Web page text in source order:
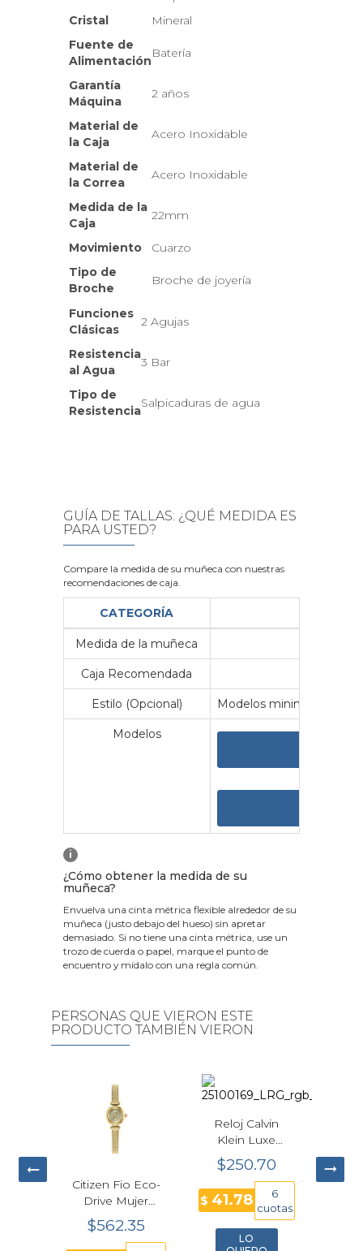
Cristal
Mineral
Fuente de
Alimentación
Batería
Garantía
Máquina
2 años
Material de
la Caja
Acero Inoxidable
Material de
la Correa
Acero Inoxidable
Medida de la
Caja
22mm
Movimiento
Cuarzo
Tipo de
Broche
Broche de joyería
Funciones
Clásicas
2 Agujas
Resistencia
al Agua
3 Bar
Tipo de
Resistencia
Salpicaduras de agua
GUÍA DE TALLAS: ¿QUÉ MEDIDA ES
PARA USTED?
Compare la medida de su muñeca con nuestras
recomendaciones de caja.
CATEGORÍA
Medida de la muñeca
Caja Recomendada
Estilo (Opcional) Modelos minimalistas y
Modelos
i
¿Cómo obtener la medida de su
muñeca?
Envuelva una cinta métrica flexible alrededor de su
muñeca (justo debajo del hueso) sin apretar
demasiado. Si no tiene una cinta métrica, use un
trozo de cuerda o papel, marque el punto de
encuentro y mídalo con una regla común.
PERSONAS QUE VIERON ESTE
PRODUCTO TAMBIÉN VIERON
Eco-
Reloj Calvin
Klein Luxe
Cuarzo
34mm
25100169
$41.78 cuotas
Reloj Tommy
Hilfiger Demi
Bicolor Mujer
26mm
$236.90